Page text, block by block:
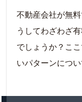
不動産会社が無
うしてわざわざ
でしょうか？こ
いパターンにつ